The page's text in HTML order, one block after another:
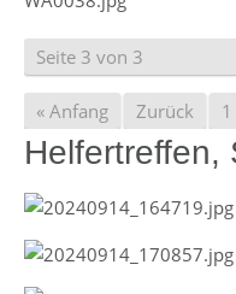
Seite 3 von 3
« Anfang Zurück 1
Helfertreffen,